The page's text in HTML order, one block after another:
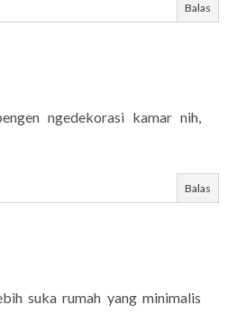
Balas
ngedekorasi kamar nih,
Balas
suka rumah yang minimalis